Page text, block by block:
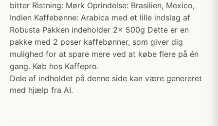
bitter Ristning: Mørk Oprindelse: Brasilien, Mexico,
Indien Kaffebønne: Arabica med et lille indslag af
Robusta Pakken indeholder 2x 500g Dette er en
pakke med 2 poser kaffebønner, som giver dig
mulighed for at spare mere ved at købe flere på én
gang. Køb hos Kaffepro.
Dele af indholdet på denne side kan være genereret
med hjælp fra AI.